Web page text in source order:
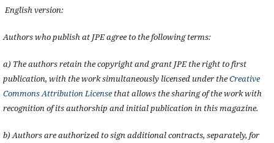
English version:
Authors who publish at JPE agree to the following terms:
a) The authors retain the copyright and grant JPE the right to first
publication, with the work simultaneously licensed under theCreative
Commons Attribution Licensethat allows the sharing of the work with
recognition of its authorship and initial publication in this magazine.
b) Authors are authorized to sign additional contracts, separately, for